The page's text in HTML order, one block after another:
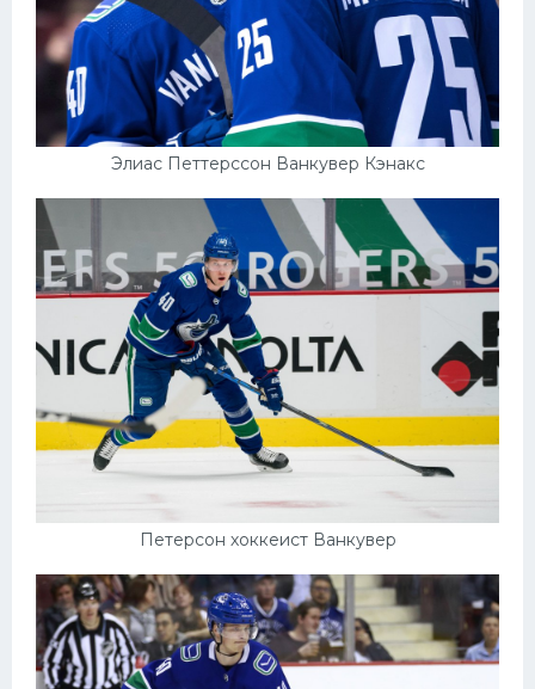
Элиас Петтерссон Ванкувер Кэнакс
Петерсон хоккеист Ванкувер